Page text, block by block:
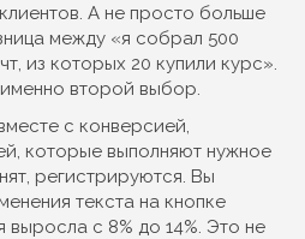
А не просто больше
между «я собрал 500
из которых 20 купили курс».
второй выбор.
с конверсией,
которые выполняют нужное
регистрируются. Вы
текста на кнопке
выросла с 8% до 14%. Это не